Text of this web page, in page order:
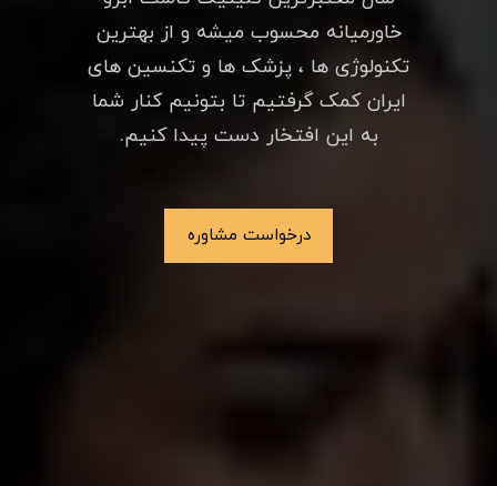
خاورمیانه محسوب میشه و از بهترین
تکنولوژی ها ، پزشک ها و تکنسین های
ایران کمک گرفتیم تا بتونیم کنار شما
به این افتخار دست پیدا کنیم.
درخواست مشاوره